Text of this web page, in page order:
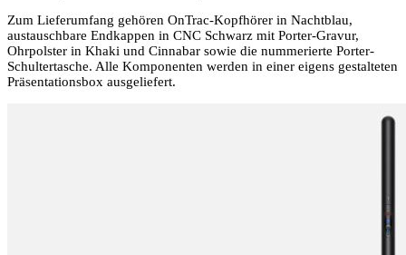
Zum Lieferumfang gehören OnTrac-Kopfhörer in Nachtblau,
austauschbare Endkappen in CNC Schwarz mit Porter-Gravur,
Ohrpolster in Khaki und Cinnabar sowie die nummerierte Porter-
Schultertasche. Alle Komponenten werden in einer eigens gestalteten
Präsentationsbox ausgeliefert.